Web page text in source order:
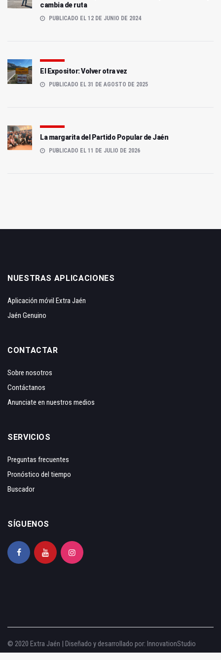
cambia de ruta
PUBLICADO EL 12 DE JUNIO DE 2024
El Expositor: Volver otra vez
PUBLICADO EL 31 DE AGOSTO DE 2025
La margarita del Partido Popular de Jaén
PUBLICADO EL 11 DE JULIO DE 2026
NUESTRAS APLICACIONES
Aplicación móvil Extra Jaén
Jaén Genuino
CONTACTAR
Sobre nosotros
Contáctanos
Anunciate en nuestros medios
SERVICIOS
Preguntas frecuentes
Pronóstico del tiempo
Buscador
SÍGUENOS
© 2020 Extra Jaén | Diseñado y desarrollado por: InnovationStudio